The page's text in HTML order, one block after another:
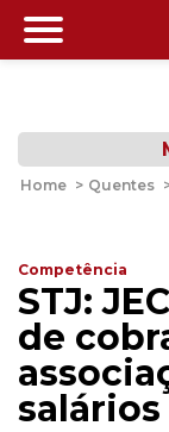
Home > Quentes
Competência
STJ:
de
salários